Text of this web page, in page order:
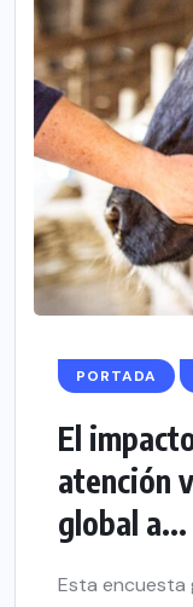
PORTADA
El
atención
global a...
Esta encuesta